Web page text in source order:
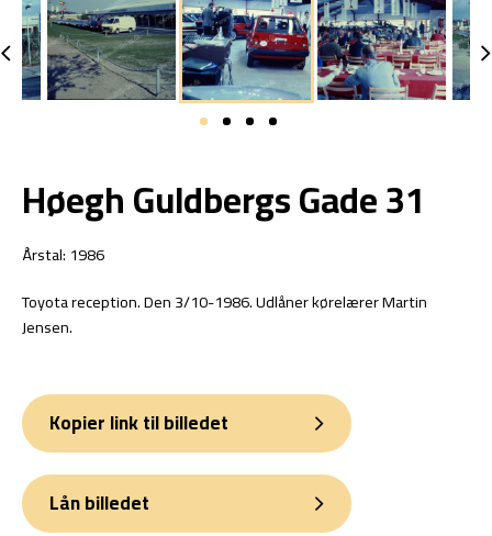
Høegh Guldbergs Gade 31
Årstal: 1986
Toyota reception. Den 3/10-1986. Udlåner kørelærer Martin
Jensen.
Kopier link til billedet
Lån billedet